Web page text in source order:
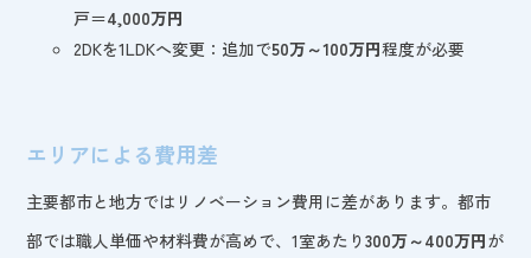
戸＝4,000万円
2DKを1LDKへ変更：追加で50万～100万円程度が必要
エリアによる費用差
主要都市と地方ではリノベーション費用に差があります。都市
部では職人単価や材料費が高めで、1室あたり300万～400万円が